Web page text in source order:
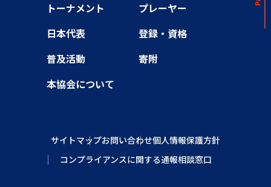
トーナメント
プレーヤー
日本代表
登録・資格
普及活動
寄附
本協会について
サイトマップお問い合わせ個人情報保護方針
コンプライアンスに関する通報相談窓口